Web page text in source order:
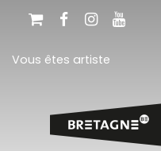
Vous êtes artiste